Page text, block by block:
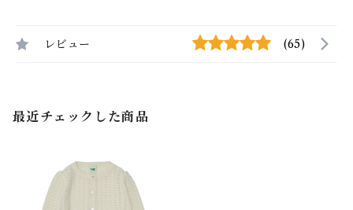
レビュー (65)
最近チェックした商品